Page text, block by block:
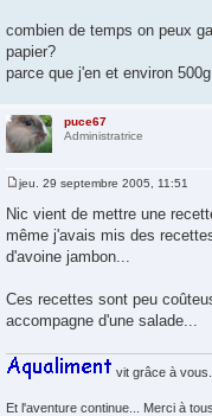
combien de temps on peux
papier?
parce que j'en et environ
puce67
Administratrice
M
e
s
s
a
g
jeu. 29 septembre 2005, 11:51
Nic vient de mettre une
même j'avais mis des
d'avoine jambon...
Ces recettes sont peu
accompagne d'une salade...
vit grâce à vous.
Et l'aventure continue... Merci à tous.